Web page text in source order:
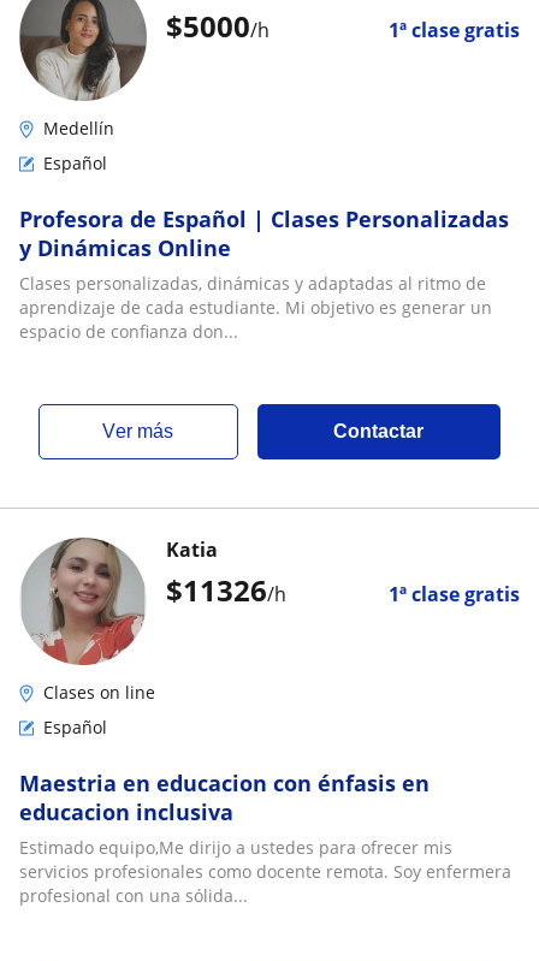
$5000/h 1ª clase gratis
Medellín
Español
Profesora de Español | Clases Personalizadas
y Dinámicas Online
Clases personalizadas, dinámicas y adaptadas al ritmo de
aprendizaje de cada estudiante. Mi objetivo es generar un
espacio de confianza don...
ver más Contactar
$11326/h 1ª clase gratis
Katia
Clases on line
Español
Maestria en educacion con énfasis en
educacion inclusiva
Estimado equipo,Me dirijo a ustedes para ofrecer mis
servicios profesionales como docente remota. Soy enfermera
profesional con una sólida...